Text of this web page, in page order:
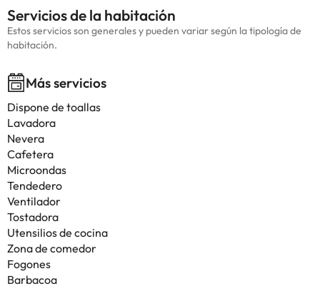
Servicios de la habitación
Estos servicios son generales y pueden variar según la tipología de
habitación.
Más servicios
Dispone de toallas
Lavadora
Nevera
Cafetera
Microondas
Tendedero
Ventilador
Tostadora
Utensilios de cocina
Zona de comedor
Fogones
Barbacoa